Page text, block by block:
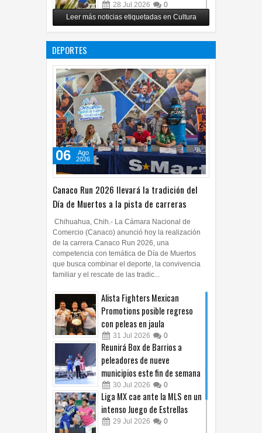
28 Jul 2026 0
Impulsa UPCH creatividad y
lectura con taller de mini
27 Jul 2026 0
Leer más noticias etiquetadas en Cultura
DEPORTES
Canaco Run 2026 llevará la tradición del
Día de Muertos a la pista de carreras
06
Ago
2026
Chihuahua, Chih.- La Cámara Nacional de
Comercio (Canaco) anunció hoy la realización
de la carrera Canaco Run 2026, una
competencia con temática de Día de Muertos
que busca combinar el deporte, la convivencia
familiar y el rescate de las tradic...
Alista Fighters Mexican
Promotions posible regreso
con peleas en jaula
31 Jul 2026 0
Reunirá Box de Barrios a
peleadores de nueve
municipios este fin de semana
30 Jul 2026 0
Liga MX cae ante la MLS en un
intenso Juego de Estrellas
29 Jul 2026 0